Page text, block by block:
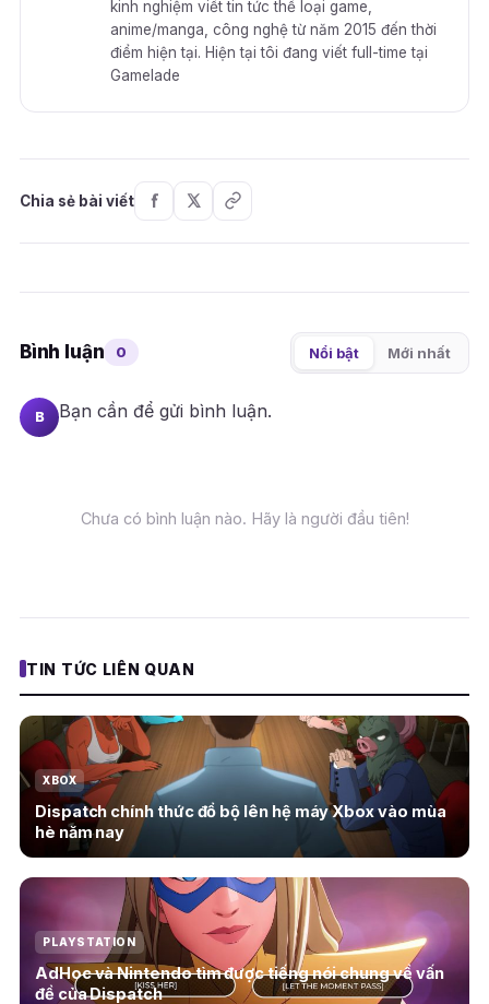
kinh nghiệm viết tin tức thể loại game,
anime/manga, công nghệ từ năm 2015 đến thời
điểm hiện tại. Hiện tại tôi đang viết full-time tại
Gamelade
Chia sẻ bài viết
Bình luận 0 Nổi bật Mới nhất
B Bạn cần để gửi bình luận.
Chưa có bình luận nào. Hãy là người đầu tiên!
TIN TỨC LIÊN QUAN
XBOX
Dispatch chính thức đổ bộ lên hệ máy Xbox vào mùa
hè năm nay
PLAYSTATION
AdHoc và Nintendo tìm được tiếng nói chung về vấn
đề của Dispatch